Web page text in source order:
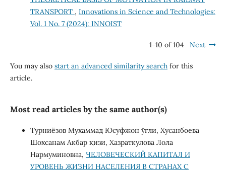
TRANSPORT , Innovations in Science and Technologies:
Vol. 1 No. 7 (2024): INNOIST
1-10 of 104 Next
You may also start an advanced similarity searchfor this
article.
Most read articles by the same author(s)
Турниёзов Мухаммад Юсуфжон ўғли, Хусанбоева
Шохсанам Aкбар қизи, Хазраткулова Лола
Нармуминовна, ЧЕЛОВЕЧЕСКИЙ КАПИТАЛ И
УРОВЕНЬ ЖИЗНИ НАСЕЛЕНИЯ В СТРАНАХ С